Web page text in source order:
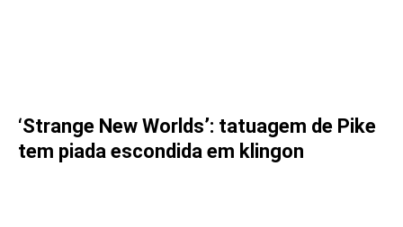
‘Strange New Worlds’: tatuagem de Pike
tem piada escondida em klingon